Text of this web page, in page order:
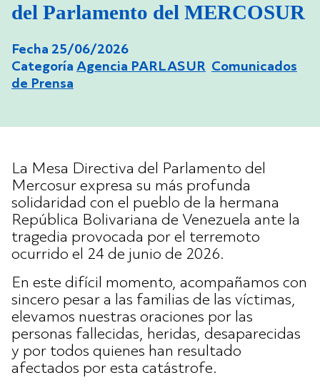
del Parlamento del MERCOSUR
Fecha 25/06/2026
Categoría Agencia PARLASUR Comunicados
de Prensa
La Mesa Directiva del Parlamento del
Mercosur expresa su más profunda
solidaridad con el pueblo de la hermana
República Bolivariana de Venezuela ante la
tragedia provocada por el terremoto
ocurrido el 24 de junio de 2026.
En este difícil momento, acompañamos con
sincero pesar a las familias de las víctimas,
elevamos nuestras oraciones por las
personas fallecidas, heridas, desaparecidas
y por todos quienes han resultado
afectados por esta catástrofe.